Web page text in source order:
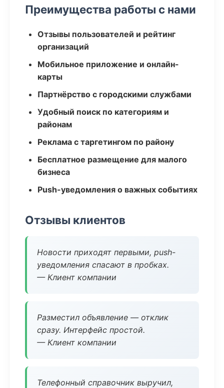
Преимущества работы с нами
Отзывы пользователей и рейтинг
организаций
Мобильное приложение и онлайн-
карты
Партнёрство с городскими службами
Удобный поиск по категориям и
районам
Реклама с таргетингом по району
Бесплатное размещение для малого
бизнеса
Push-уведомления о важных событиях
Отзывы клиентов
Новости приходят первыми, push-
уведомления спасают в пробках.
— Клиент компании
Разместил объявление — отклик
сразу. Интерфейс простой.
— Клиент компании
Телефонный справочник выручил,